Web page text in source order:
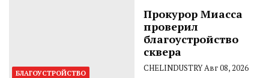
БЛАГОУСТРОЙСТВО
Прокурор Миасса
проверил
благоустройство
сквера
CHELINDUSTRYАвг 08, 2026